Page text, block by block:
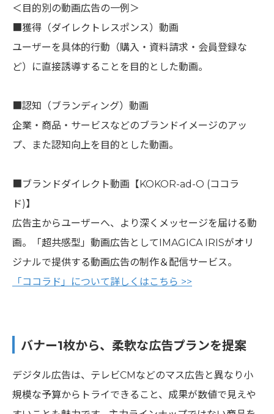
＜目的別の動画広告の一例＞
■獲得（ダイレクトレスポンス）動画
ユーザーを具体的行動（購入・資料請求・会員登録な
ど）に直接誘導することを目的とした動画。
■認知（ブランディング）動画
企業・商品・サービスなどのブランドイメージのアッ
プ、また認知向上を目的とした動画。
■ブランドダイレクト動画【KOKOR-ad-O (ココラ
ド)】
広告主からユーザーへ、より深くメッセージを届ける動
画。「超共感型」動画広告としてIMAGICA IRISがオリ
ジナルで提供する動画広告の制作＆配信サービス。
「ココラド」について詳しくはこちら >>
バナー1枚から、柔軟な広告プランを提案
デジタル広告は、テレビCMなどのマス広告と異なり小
規模な予算からトライできること、成果が数値で見えや